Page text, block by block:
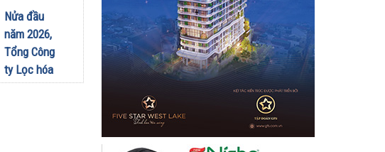
sang dùng
Limo
Green: Tôi
đã hiểu vì
sao xe điện
Nửa đầu
năm 2026,
Tổng Công
ty Lọc hóa
dầu Việt